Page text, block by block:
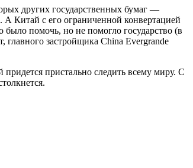
других государственных бумаг —
Китай с его ограниченной конвертацией
помочь, но не помогло государство (в
главного застройщика China Evergrande
пристально следить всему миру. С